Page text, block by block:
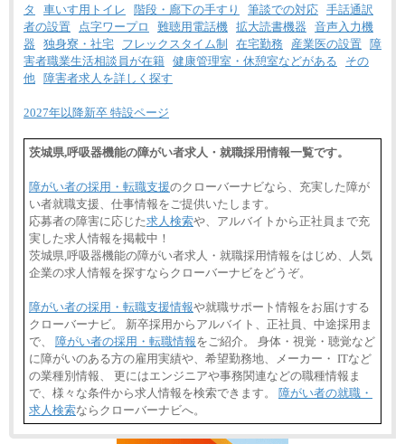
タ
車いす用トイレ 階段・廊下の手すり 筆談での対応 手話通訳
者の設置
点字ワープロ 難聴用電話機 拡大読書機器
音声入力機
器
独身寮・社宅 フレックスタイム制 在宅勤務 産業医の設置
障
害者職業生活相談員が在籍 健康管理室・休憩室などがある
その
他
障害者求人を詳しく探す
2027年以降新卒 特設ページ
茨城県,呼吸器機能の障がい者求人・就職採用情報一覧です。
障がい者の採用・転職支援のクローバーナビなら、充実した障が
い者就職支援、仕事情報をご提供いたします。
応募者の障害に応じた求人検索や、アルバイトから正社員まで充
実した求人情報を掲載中！
茨城県,呼吸器機能の障がい者求人・就職採用情報をはじめ、人気
企業の求人情報を探すならクローバーナビをどうぞ。
障がい者の採用・転職支援情報や就職サポート情報をお届けする
クローバーナビ。 新卒採用からアルバイト、正社員、中途採用ま
で、 障がい者の採用・転職情報をご紹介。 身体・視覚・聴覚など
に障がいのある方の雇用実績や、希望勤務地、メーカー・ ITなど
の業種別情報、 更にはエンジニアや事務関連などの職種情報ま
で、様々な条件から求人情報を検索できます。 障がい者の就職・
求人検索ならクローバーナビへ。